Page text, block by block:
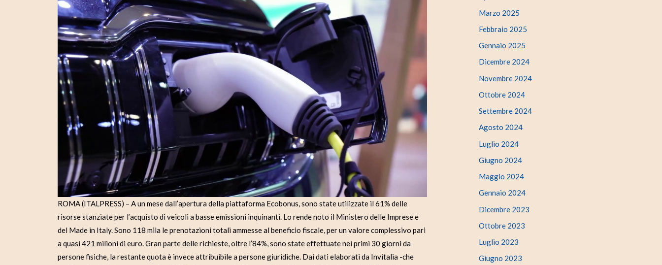
d
e
o
ROMA (ITALPRESS) – A un mese dall’apertura della piattaforma Ecobonus, sono state utilizzate il 61% delle
risorse stanziate per l’acquisto di veicoli a basse emissioni inquinanti. Lo rende noto il Ministero delle Imprese e
del Made in Italy. Sono 118 mila le prenotazioni totali ammesse al beneficio fiscale, per un valore complessivo pari
a quasi 421 milioni di euro. Gran parte delle richieste, oltre l’84%, sono state effettuate nei primi 30 giorni da
persone fisiche, la restante quota è invece attribuibile a persone giuridiche. Dai dati elaborati da Invitalia -che
Marzo 2025
Febbraio 2025
Gennaio 2025
Dicembre 2024
Novembre 2024
Ottobre 2024
Settembre 2024
Agosto 2024
Luglio 2024
Giugno 2024
Maggio 2024
Gennaio 2024
Dicembre 2023
Ottobre 2023
Luglio 2023
Giugno 2023